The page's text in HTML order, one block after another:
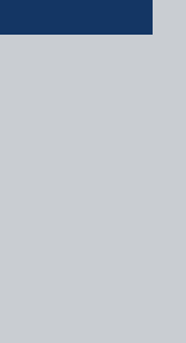
управления
состав